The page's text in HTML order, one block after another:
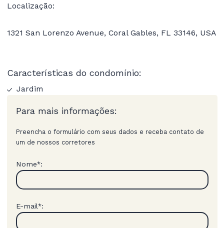
Localização:
1321 San Lorenzo Avenue, Coral Gables, FL 33146, USA
Características do condomínio:
Jardim
Para mais informações:
Preencha o formulário com seus dados e receba contato de
um de nossos corretores
Nome*:
E-mail*: